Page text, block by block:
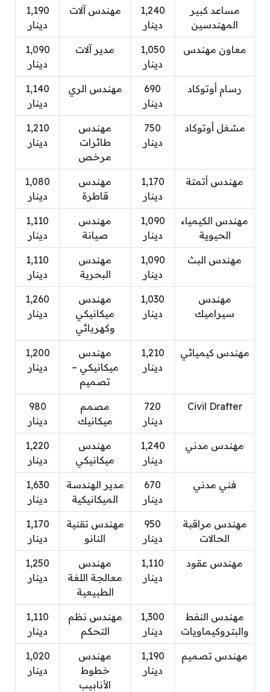
مساعد كبير
المهندسين
1,240
دينار
مهندس آلات
1,190
دينار
معاون مهندس
1,050
دينار
مدير آلات
1,090
دينار
رسام أوتوكاد
690
دينار
مهندس الري
1,140
دينار
مشغل أوتوكاد
750
دينار
مهندس
طائرات
مرخص
1,210
دينار
مهندس أتمتة
1,170
دينار
مهندس
قاطرة
1,080
دينار
مهندس الكيمياء
الحيوية
1,090
دينار
مهندس
صيانة
1,110
دينار
مهندس البث
1,090
دينار
مهندس
البحرية
1,110
دينار
مهندس
سيراميك
1,030
دينار
مهندس
ميكانيكي
وكهربائي
1,260
دينار
مهندس كيميائي
1,210
دينار
مهندس
ميكانيكي –
تصميم
1,200
دينار
Civil Drafter
720
دينار
مصمم
ميكانيك
980
دينار
مهندس مدني
1,240
دينار
مهندس
ميكانيكي
1,220
دينار
فني مدني
670
دينار
مدير الهندسة
الميكانيكية
1,630
دينار
مهندس مراقبة
الحالات
950
دينار
مهندس تقنية
النانو
1,170
دينار
مهندس عقود
1,110
دينار
مهندس
معالجة اللغة
الطبيعية
1,250
دينار
مهندس النفط
والبتروكيماويات
1,300
دينار
مهندس نظم
التحكم
1,110
دينار
مهندس تصميم
1,190
دينار
مهندس
خطوط
الأنابيب
1,020
دينار